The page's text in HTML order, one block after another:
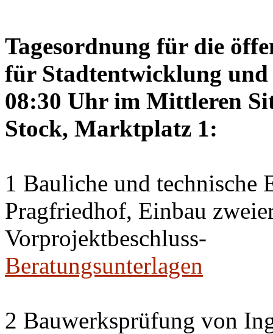
Tagesordnung für die
für Stadtentwicklung und
08:30 Uhr im Mittleren
Stock, Marktplatz 1:
1 Bauliche und technische
Pragfriedhof, Einbau
Vorprojektbeschluss-
Beratungsunterlagen
2 Bauwerksprüfung von